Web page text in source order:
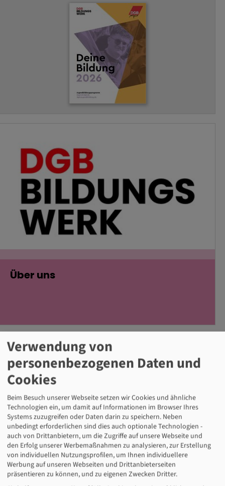
Über uns
Verwendung von
personenbezogenen Daten und
Cookies
Beim Besuch unserer Webseite setzen wir Cookies und ähnliche
Technologien ein, um damit auf Informationen im Browser Ihres
Systems zuzugreifen oder Daten darin zu speichern. Neben
unbedingt erforderlichen sind dies auch optionale Technologien -
auch von Drittanbietern, um die Zugriffe auf unsere Webseite und
den Erfolg unserer Werbemaßnahmen zu analysieren, zur Erstellung
von individuellen Nutzungsprofilen, um Ihnen individuellere
Werbung auf unseren Webseiten und Drittanbieterseiten
präsentieren zu können, und zu eigenen Zwecken Dritter.